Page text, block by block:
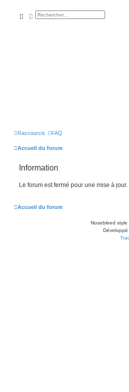
rechercher
rechercheavancée
Raccourcis FAQ
Accueil du forum
Information
Le forum est fermé pour une mise à
Accueil du forum
Nosebleed style